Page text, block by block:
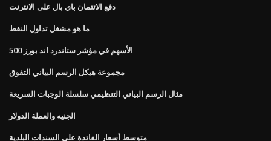
دفع الائتمان باي بال على الانترنت
ما هو مشغل تداول النفط
الأسهم في مؤشر ستاندرد اند بورز 500
مجموعة هيكل الرسم البياني التفوق
مثال الرسم البياني التنظيمي سلسلة الوجبات السريعة
الجنيه والعملة الدولار
متوسط ​​أسعار الفائدة على السندات البلدية